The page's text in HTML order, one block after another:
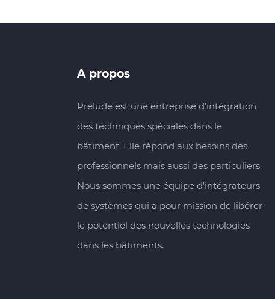
A propos
Prelude est une entreprise d’intégration
des techniques spéciales dans le
bâtiment. Elle répond aux besoins des
professionnels mais aussi des particuliers.
Nous sommes une équipe d’intégrateurs
de systèmes qui a pour mission de libérer
le potentiel des nouvelles technologies
dans les bâtiments.